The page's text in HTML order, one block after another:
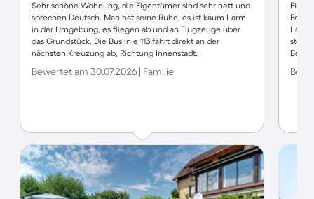
Sehr schöne Wohnung, die Eigentümer sind sehr nett und
sprechen Deutsch. Man hat seine Ruhe, es ist kaum Lärm
in der Umgebung, es fliegen ab und an Flugzeuge über
das Grundstück. Die Buslinie 113 fährt direkt an der
nächsten Kreuzung ab, Richtung Innenstadt.
Bewertet am 30.07.2026 | Familie
Ein
steile